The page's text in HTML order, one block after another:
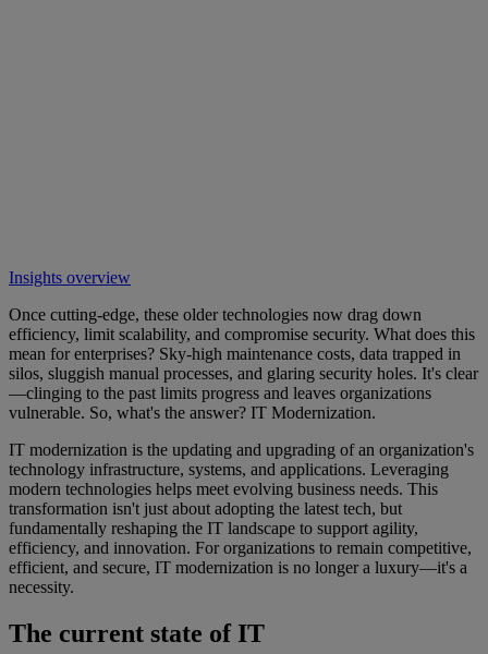
Insights overview
Once cutting-edge, these older technologies now drag down
efficiency, limit scalability, and compromise security. What does this
mean for enterprises? Sky-high maintenance costs, data trapped in
silos, sluggish manual processes, and glaring security holes. It's clear
—clinging to the past limits progress and leaves organizations
vulnerable. So, what's the answer? IT Modernization.
IT modernization is the updating and upgrading of an organization's
technology infrastructure, systems, and applications. Leveraging
modern technologies helps meet evolving business needs. This
transformation isn't just about adopting the latest tech, but
fundamentally reshaping the IT landscape to support agility,
efficiency, and innovation. For organizations to remain competitive,
efficient, and secure, IT modernization is no longer a luxury—it's a
necessity.
The current state of IT